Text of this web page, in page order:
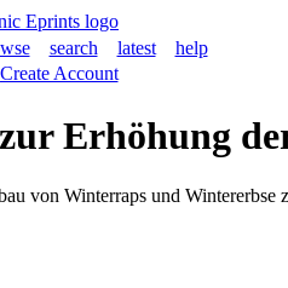
search latest
help
Create Account
Erhöhung
von Winterraps und Wintererbse